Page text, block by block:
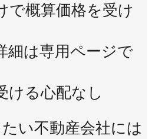
で概算価格を受け
細は専用ページで
ける心配なし
い不動産会社には